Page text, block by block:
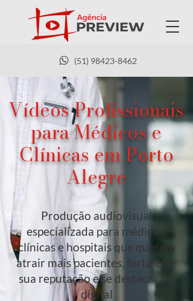
(51) 98423-8462
Vídeos Profissionais
para Médicos e
Clínicas em Porto
Alegre
Produção audiovisual
especializada para médicos,
clínicas e hospitais que querem
atrair mais pacientes, fortalecer
sua reputação e se destacar no
digital